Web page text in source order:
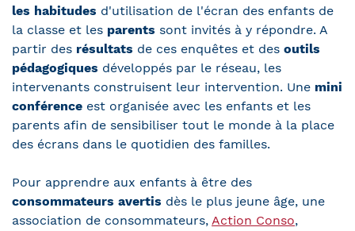
les habitudes d'utilisation de l'écran des enfants de
la classe et les parents sont invités à y répondre. A
partir des résultats de ces enquêtes et des outils
pédagogiques développés par le réseau, les
intervenants construisent leur intervention. Une mini
conférence est organisée avec les enfants et les
parents afin de sensibiliser tout le monde à la place
des écrans dans le quotidien des familles.
Pour apprendre aux enfants à être des
consommateurs avertis dès le plus jeune âge, une
association de consommateurs, Action Conso,